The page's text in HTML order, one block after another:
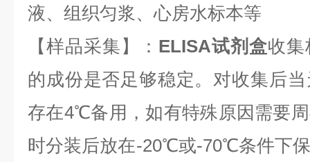
液、组织匀浆、心房水标本等
【样品采集】： ELISA试剂盒收
的成份是否足够稳定。对收集后
存在4℃备用，如有特殊原因需要
时分装后放在-20℃或-70℃条件下